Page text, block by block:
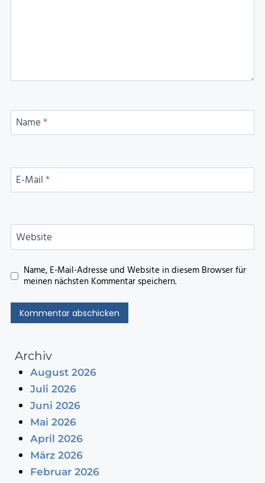
Name*
E-Mail*
Website
Name, E-Mail-Adresse und Website in diesem Browser für
meinen nächsten Kommentar speichern.
Archiv
August 2026
Juli 2026
Juni 2026
Mai 2026
April 2026
März 2026
Februar 2026